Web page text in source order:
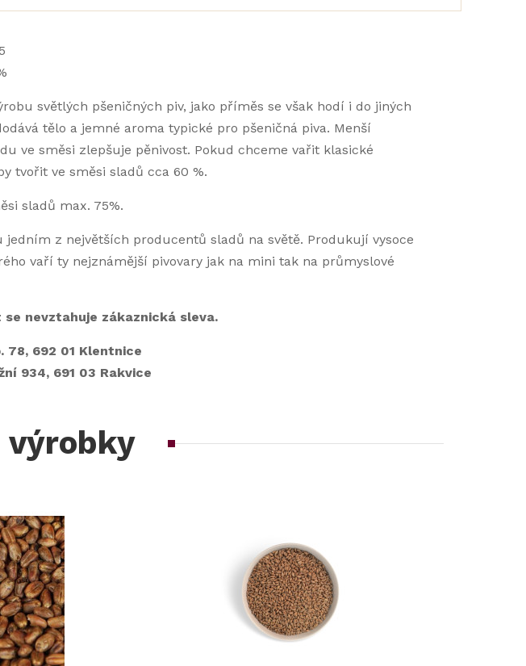
světlých pšeničných piv, jako příměs se však hodí i do jiných
tělo a jemné aroma typické pro pšeničná piva. Menší
ve směsi zlepšuje pěnivost. Pokud chceme vařit klasické
tvořit ve směsi sladů cca 60 %.
sladů max. 75%.
jedním z největších producentů sladů na světě. Produkují vysoce
vaří ty nejznámější pivovary jak na mini tak na průmyslové
nevztahuje zákaznická sleva.
78, 692 01 Klentnice
934, 691 03 Rakvice
výrobky